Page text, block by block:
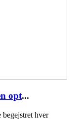
opt...
hver